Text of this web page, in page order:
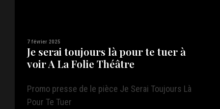
7 février 2025
Je serai toujours là pour te tuer à
voir A La Folie Théâtre
Promo presse de le pièce Je Serai Toujours Là
Pour Te Tuer